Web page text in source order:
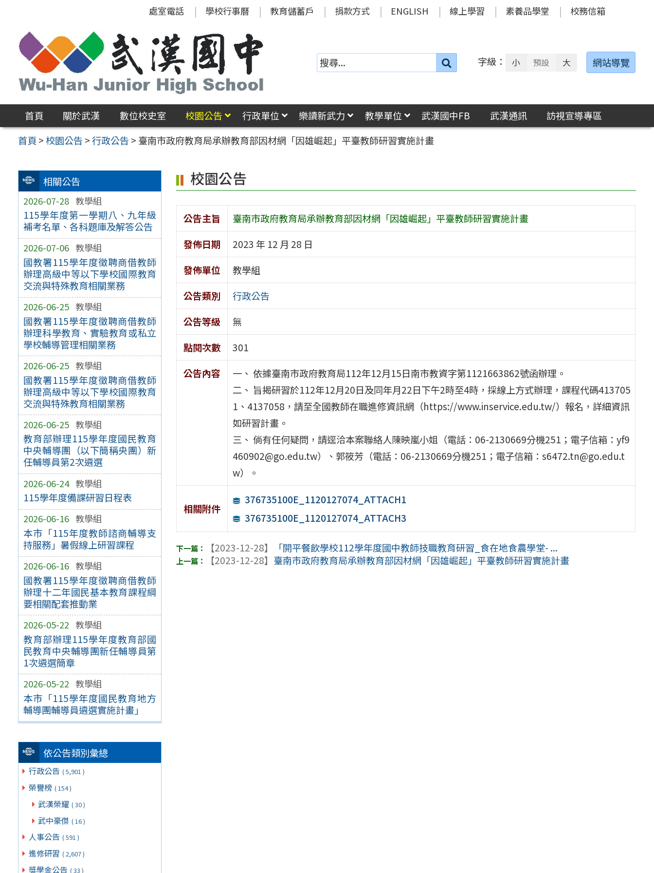
區
處室電話 學校行事曆 教育儲蓄戶 捐款方式 ENGLISH 線上學習 素養品學堂 校務信箱
搜
字級： 小 預設 大 網站導覽
首頁 關於武漢 數位校史室 校園公告 行政單位 樂讀新武力 教學單位 武漢國中FB 武漢通訊
訪視宣導專區
首頁 >校園公告 >行政公告 > 臺南市政府教育局承辦教育部因材網「因雄崛起」平臺教師研習實施計畫
相關公告
2026-07-28 教學組
115學年度第一學期八、九年級
補考名單、各科題庫及解答公告
2026-07-06 教學組
國教署115學年度徵聘商借教師
辦理高級中等以下學校國際教育
交流與特殊教育相關業務
2026-06-25 教學組
國教署115學年度徵聘商借教師
辦理科學教育、實驗教育或私立
學校輔導管理相關業務
2026-06-25 教學組
國教署115學年度徵聘商借教師
辦理高級中等以下學校國際教育
交流與特殊教育相關業務
2026-06-25 教學組
教育部辦理115學年度國民教育
中央輔導團（以下簡稱央團）新
任輔導員第2次遴選
2026-06-24 教學組
115學年度備課研習日程表
2026-06-16 教學組
本市「115年度教師諮商輔導支
持服務」暑假線上研習課程
2026-06-16 教學組
國教署115學年度徵聘商借教師
辦理十二年國民基本教育課程綱
要相關配套推動業
2026-05-22 教學組
教育部辦理115學年度教育部國
民教育中央輔導團新任輔導員第
1次遴選簡章
2026-05-22 教學組
本市「115學年度國民教育地方
輔導團輔導員遴選實施計畫」
依公告類別彙總
行政公告 ( 5,901 )
榮譽榜 ( 154 )
武漢榮耀 ( 30 )
武中豪傑 ( 16 )
人事公告 ( 591 )
進修研習 ( 2,607 )
獎學金公告 ( 33 )
校園公告
公告主旨
臺南市政府教育局承辦教育部因材網「因雄崛起」平臺教師研習實施計畫
發佈日期
2023 年 12 月 28 日
發佈單位
教學組
公告類別
行政公告
公告等級
無
點閱次數
301
公告內容
一、 依據臺南市政府教育局112年12月15日南市教資字第1121663862號函辦理。
二、 旨揭研習於112年12月20日及同年月22日下午2時至4時，採線上方式辦理，課程代碼413705
1、4137058，請至全國教師在職進修資訊網（https://www.inservice.edu.tw/）報名，詳細資訊
如研習計畫。
三、 倘有任何疑問，請逕洽本案聯絡人陳映嵐小姐（電話：06-2130669分機251；電子信箱：yf9
460902@go.edu.tw）、郭筱芳（電話：06-2130669分機251；電子信箱：s6472.tn@go.edu.t
w）。
相關附件
376735100E_1120127074_ATTACH1
376735100E_1120127074_ATTACH3
【2023-12-28】
「開平餐飲學校112學年度國中教師技職教育研習_食在地食農學堂- ...
【2023-12-28】 臺南市政府教育局承辦教育部因材網「因雄崛起」平臺教師研習實施計畫